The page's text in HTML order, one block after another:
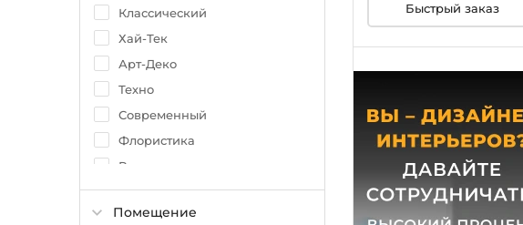
Розовый
Голубой
Синий
Классический
Хай-Тек
Арт-Деко
Техно
Современный
Флористика
Ретро
Ар нуво
Восточный
Помещение
Быстрый заказ